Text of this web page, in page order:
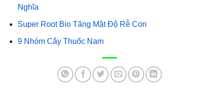
Nghĩa
Super Root Bio Tăng Mật Độ Rễ Con
9 Nhóm Cây Thuốc Nam